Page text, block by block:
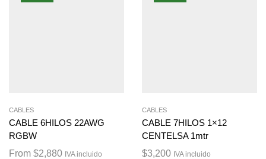
CABLES
CABLE 6HILOS 22AWG
RGBW
From $2,880 IVA incluido
CABLES
CABLE 7HILOS 1×12
CENTELSA 1mtr
$3,200 IVA incluido